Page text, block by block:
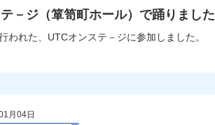
－ジ（箪笥町ホール）で踊りました
れた、UTCオンステ－ジに参加しました。
月04日